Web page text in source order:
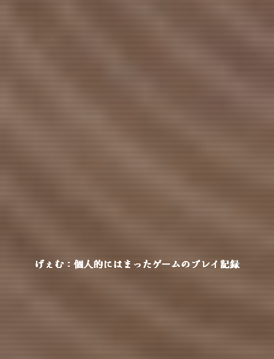
げぇむ：個人的にはまったゲームのプレイ記録